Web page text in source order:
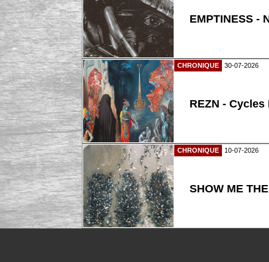
EMPTINESS -
CHRONIQUE 30-07-2026
REZN -
CHRONIQUE 10-07-2026
SHOW ME